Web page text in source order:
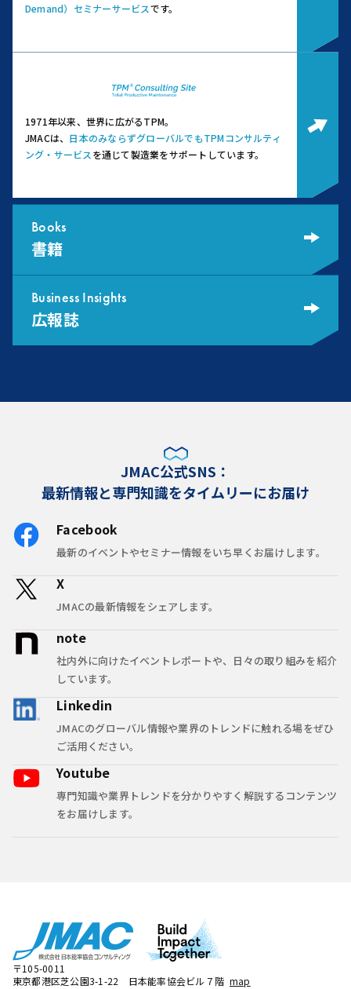
Demand）セミナーサービスです。
1971年以来、世界に広がるTPM。
JMACは、 日本のみならずグローバルでもTPMコンサルティ
ング・サービス を通じて製造業をサポートしています。
Books
書籍
Business Insights
広報誌
JMAC公式SNS：
最新情報と専門知識をタイムリーにお届け
Facebook
最新のイベントやセミナー情報をいち早くお届けします。
X
JMACの最新情報をシェアします。
note
社内外に向けたイベントレポートや、日々の取り組みを紹介
しています。
Linkedin
JMACのグローバル情報や業界のトレンドに触れる場をぜひ
ご活用ください。
Youtube
専門知識や業界トレンドを分かりやすく解説するコンテンツ
をお届けします。
〒105-0011
東京都港区芝公園3-1-22 日本能率協会ビル７階 map